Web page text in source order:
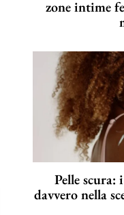
zone intime
Pelle
davvero nella